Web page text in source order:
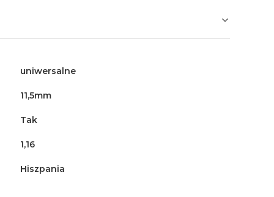
uniwersalne
11,5mm
Tak
1,16
Hiszpania